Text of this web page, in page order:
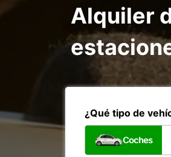
Alquiler
¿Qué tipo de
Coches